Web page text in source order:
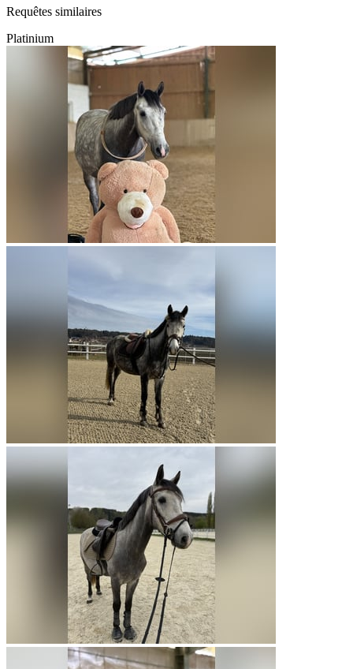
Requêtes similaires
Platinium